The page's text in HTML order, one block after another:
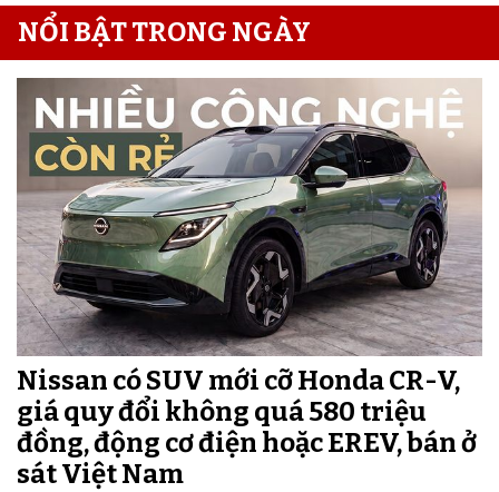
NỔI BẬT TRONG NGÀY
Nissan có SUV mới cỡ Honda CR-V,
giá quy đổi không quá 580 triệu
đồng, động cơ điện hoặc EREV, bán ở
sát Việt Nam